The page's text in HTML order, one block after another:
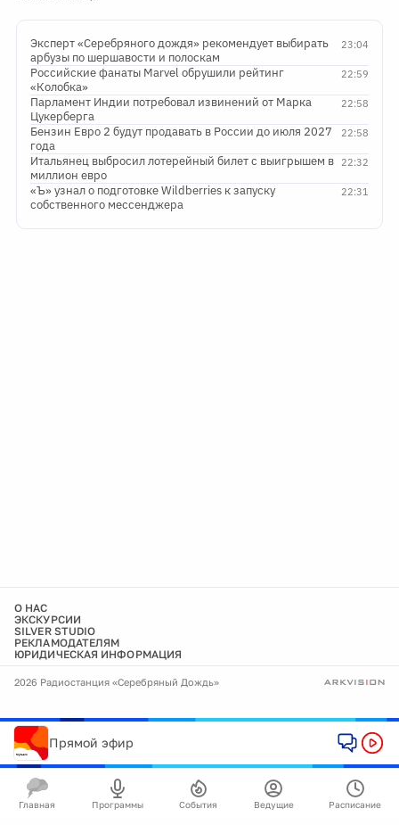
23:04
Эксперт «Серебряного дождя» рекомендует выбирать
арбузы по шершавости и полоскам
22:59
Российские фанаты Marvel обрушили рейтинг
«Колобка»
22:58
Парламент Индии потребовал извинений от Марка
Цукерберга
22:58
Бензин Евро 2 будут продавать в России до июля 2027
года
22:32
Итальянец выбросил лотерейный билет с выигрышем в
миллион евро
22:31
«Ъ» узнал о подготовке Wildberries к запуску
собственного мессенджера
О НАС
ЭКСКУРСИИ
SILVER STUDIO
РЕКЛАМОДАТЕЛЯМ
ЮРИДИЧЕСКАЯ ИНФОРМАЦИЯ
2026 Радиостанция «Серебряный Дождь»
Прямой эфир
Главная Программы События Ведущие Расписание